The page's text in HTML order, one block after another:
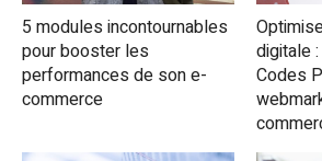
5 modules incontournables
pour booster les
performances de son e-
commerce
digitale
Codes